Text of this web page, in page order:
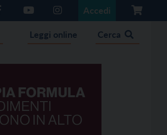
Accedi
Leggi online Cerca